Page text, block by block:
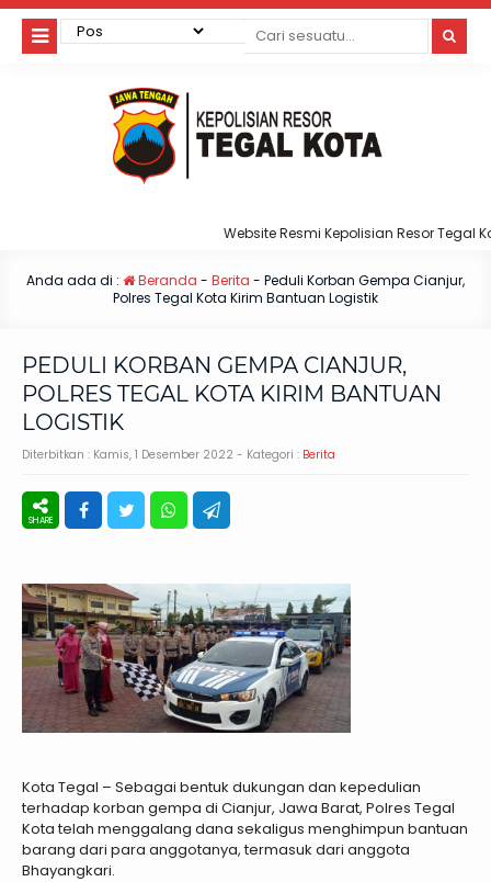
Website Resmi Kepolisian Resor Tegal Kota
Anda ada di : Beranda - Berita - Peduli Korban Gempa Cianjur,
Polres Tegal Kota Kirim Bantuan Logistik
PEDULI KORBAN GEMPA CIANJUR,
POLRES TEGAL KOTA KIRIM BANTUAN
LOGISTIK
Diterbitkan : Kamis, 1 Desember 2022 - Kategori : Berita
Kota Tegal – Sebagai bentuk dukungan dan kepedulian
terhadap korban gempa di Cianjur, Jawa Barat, Polres Tegal
Kota telah menggalang dana sekaligus menghimpun bantuan
barang dari para anggotanya, termasuk dari anggota
Bhayangkari.